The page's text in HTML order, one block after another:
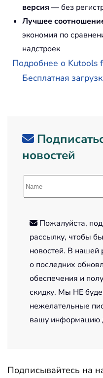
версия — без
Лучшее
экономия по
надстроек
Подробнее о Kutools
Бесплатная
новостей
Пожалуйста,
рассылку, чтобы
новостей. В нашей
о последних
обеспечения и
скидку. Мы НЕ
нежелательные
вашу информацию
Подписывайтесь на